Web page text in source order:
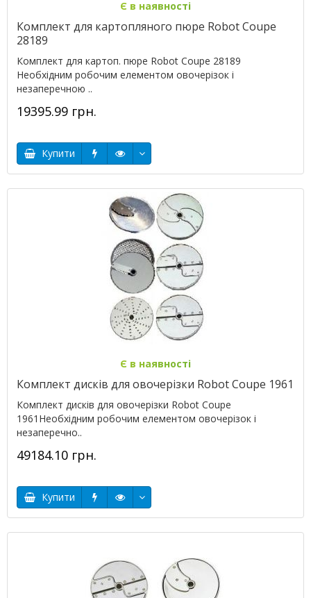
Є в наявності
Комплект для картопляного пюре Robot Coupe
28189
Комплект для картоп. пюре Robot Coupe 28189
Необхідним робочим елементом овочерізок і
незаперечною ..
19395.99 грн.
Купити
Є в наявності
Комплект дисків для овочерізки Robot Coupe 1961
Комплект дисків для овочерізки Robot Coupe
1961Необхідним робочим елементом овочерізок і
незаперечно..
49184.10 грн.
Купити